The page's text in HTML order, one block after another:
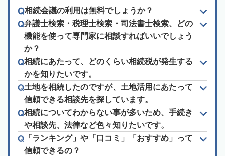
相続会議の利用は無料でしょうか？
弁護士検索・税理士検索・司法書士検索、どの
機能を使って専門家に相談すればいいでしょう
か？
相続にあたって、どのくらい相続税が発生する
かを知りたいです。
土地を相続したのですが、土地活用にあたって
信頼できる相談先を探しています。
相続についてわからない事が多いため、手続き
や相談先、法律など色々知りたいです。
「ランキング」や「口コミ」「おすすめ」って
信頼できるの？